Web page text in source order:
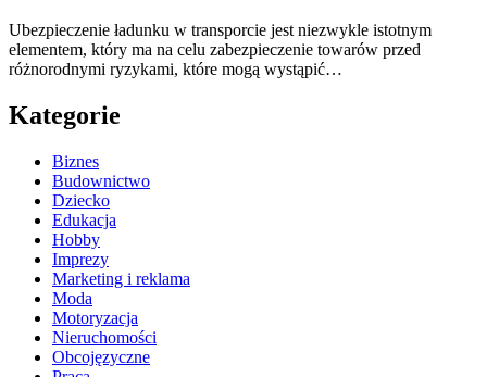
Ubezpieczenie ładunku w transporcie jest niezwykle istotnym
elementem, który ma na celu zabezpieczenie towarów przed
różnorodnymi ryzykami, które mogą wystąpić…
Kategorie
Biznes
Budownictwo
Dziecko
Edukacja
Hobby
Imprezy
Marketing i reklama
Moda
Motoryzacja
Nieruchomości
Obcojęzyczne